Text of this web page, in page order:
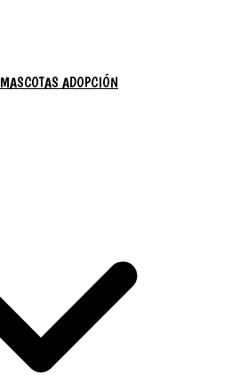
MASCOTAS ADOPCIÓN